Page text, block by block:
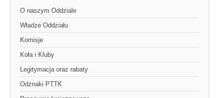
O naszym Oddziale
Władze Oddziału
Komisje
Koła i Kluby
Legitymacja oraz rabaty
Odznaki PTTK